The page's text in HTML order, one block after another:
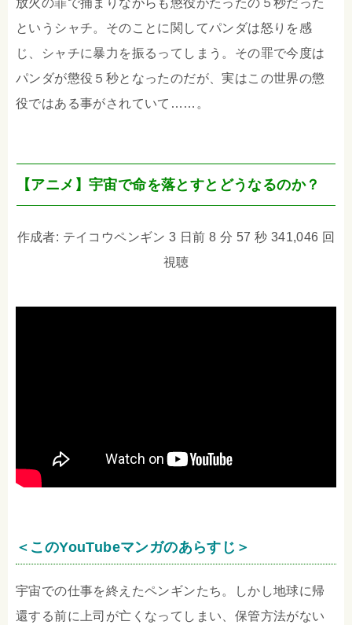
放火の罪で捕まりながらも懲役がたったの５秒だった
というシャチ。そのことに関してパンダは怒りを感
じ、シャチに暴力を振るってしまう。その罪で今度は
パンダが懲役５秒となったのだが、実はこの世界の懲
役ではある事がされていて……。
【アニメ】宇宙で命を落とすとどうなるのか？
作成者: テイコウペンギン 3 日前 8 分 57 秒 341,046 回
視聴
＜このYouTubeマンガのあらすじ＞
宇宙での仕事を終えたペンギンたち。しかし地球に帰
還する前に上司が亡くなってしまい、保管方法がない